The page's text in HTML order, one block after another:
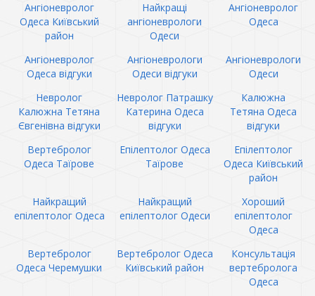
Ангіоневролог
Одеса Київський
район
Найкращі
ангіоневрологи
Одеси
Ангіоневролог
Одеса
Ангіоневролог
Одеса відгуки
Ангіоневрологи
Одеси відгуки
Ангіоневрологи
Одеси
Невролог
Калюжна Тетяна
Євгенівна відгуки
Невролог Патрашку
Катерина Одеса
відгуки
Калюжна
Тетяна Одеса
відгуки
Вертебролог
Одеса Таїрове
Епілептолог Одеса
Таїрове
Епілептолог
Одеса Київський
район
Найкращий
епілептолог Одеса
Найкращий
епілептолог Одеси
Хороший
епілептолог
Одеса
Вертебролог
Одеса Черемушки
Вертебролог Одеса
Київський район
Консультація
вертебролога
Одеса